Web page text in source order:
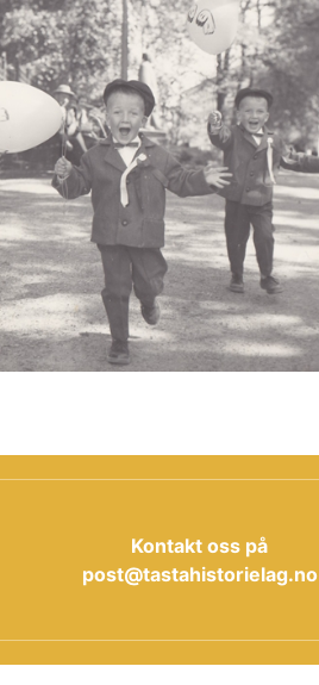
Kontakt oss på
post@tastahistorielag.no